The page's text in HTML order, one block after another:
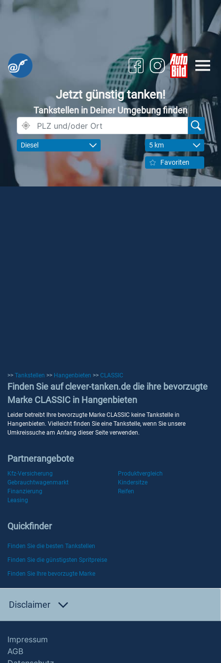
Jetzt günstig tanken!
Tankstellen in Deiner Umgebung finden
Diesel 5 km
Favoriten
>> Tankstellen >> Hangenbieten >> CLASSIC
Finden Sie auf clever-tanken.de die ihre bevorzugte
Marke CLASSIC in Hangenbieten
Leider betreibt Ihre bevorzugte Marke CLASSIC keine Tankstelle in
Hangenbieten. Vielleicht finden Sie eine Tankstelle, wenn Sie unsere
Umkreissuche am Anfang dieser Seite verwenden.
Partnerangebote
Kfz-Versicherung
Produktvergleich
Gebrauchtwagenmarkt
Kindersitze
Finanzierung
Reifen
Leasing
Quickfinder
Finden Sie die besten Tankstellen
Finden Sie die günstigsten Spritpreise
Finden Sie Ihre bevorzugte Marke
Disclaimer
Impressum
AGB